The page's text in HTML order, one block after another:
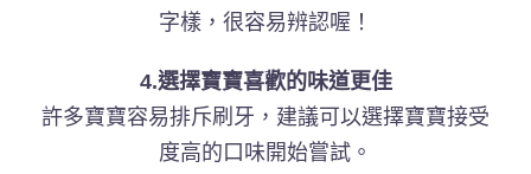
字樣，很容易辨認喔！
4.選擇寶寶喜歡的味道更佳
許多寶寶容易排斥刷牙，建議可以選擇寶寶接受
度高的口味開始嘗試。